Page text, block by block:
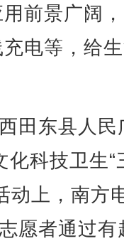
前景广阔
电等，给
东县人民
科技卫生“
动上，南方
愿者通过有